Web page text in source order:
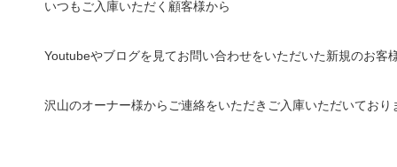
いつもご入庫いただく顧客様から
Youtubeやブログを見てお問い合わせをいただいた新規のお客
沢山のオーナー様からご連絡をいただきご入庫いただいており